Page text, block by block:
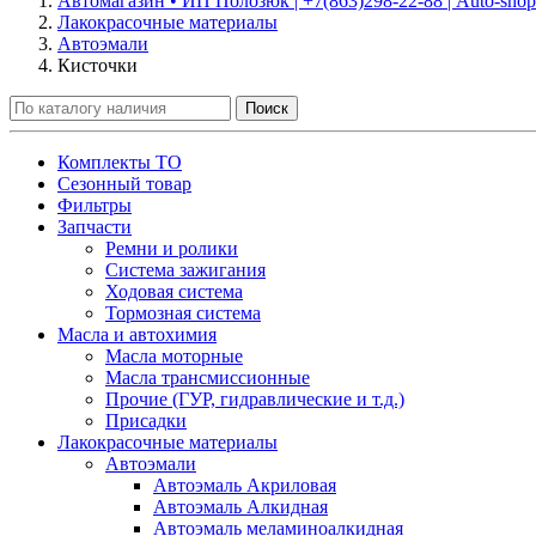
Лакокрасочные материалы
Автоэмали
Кисточки
Поиск
Комплекты ТО
Сезонный товар
Фильтры
Запчасти
Ремни и ролики
Система зажигания
Ходовая система
Тормозная система
Масла и автохимия
Масла моторные
Масла трансмиссионные
Прочие (ГУР, гидравлические и т.д.)
Присадки
Лакокрасочные материалы
Автоэмали
Автоэмаль Акриловая
Автоэмаль Алкидная
Автоэмаль меламиноалкидная